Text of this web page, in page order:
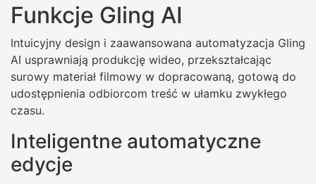
Funkcje Gling AI
Intuicyjny design i zaawansowana automatyzacja Gling
AI usprawniają produkcję wideo, przekształcając
surowy materiał filmowy w dopracowaną, gotową do
udostępnienia odbiorcom treść w ułamku zwykłego
czasu.
Inteligentne automatyczne
edycje